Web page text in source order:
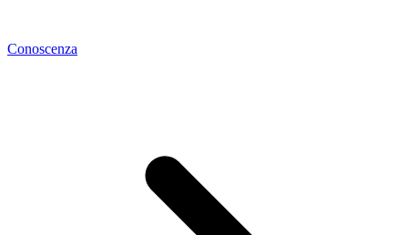
Conoscenza